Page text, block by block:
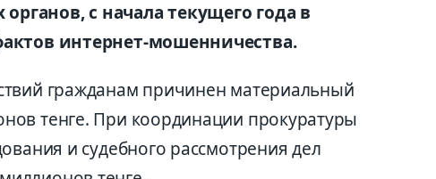
с начала текущего года в
интернет-мошенничества.
гражданам причинен материальный
тенге. При координации прокуратуры
и судебного рассмотрения дел